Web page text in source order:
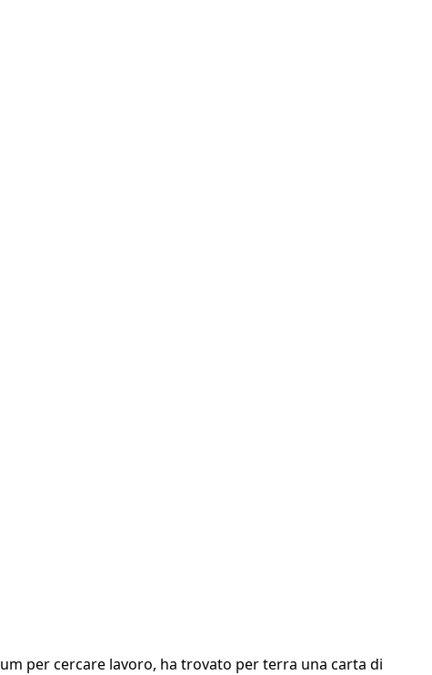
per cercare lavoro, ha trovato per terra una carta di